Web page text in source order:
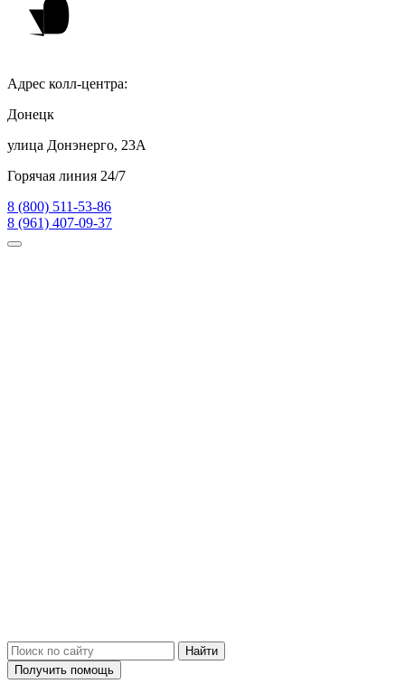
Адрес колл-центра:
Донецк
улица Донэнерго, 23А
Горячая линия 24/7
8 (800) 511-53-86
8 (961) 407-09-37
Получить помощь